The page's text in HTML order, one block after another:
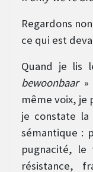
Regardons
ce qui est
Quand je lis
bewoonbaar»
même voix, je
je constate
sémantique :
pugnacité, le
résistance,